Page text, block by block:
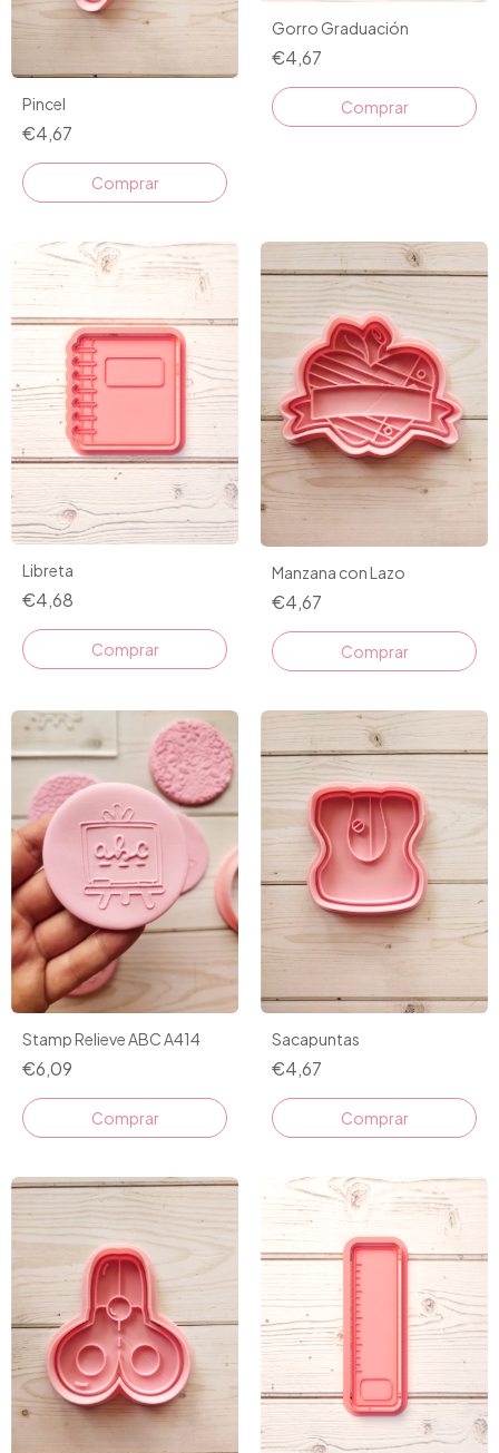
Pincel
€4,67
Comprar
Gorro Graduación
€4,67
Comprar
Libreta
€4,68
Comprar
Manzana con Lazo
€4,67
Comprar
Stamp Relieve ABC A414
€6,09
Sacapuntas
€4,67
Comprar